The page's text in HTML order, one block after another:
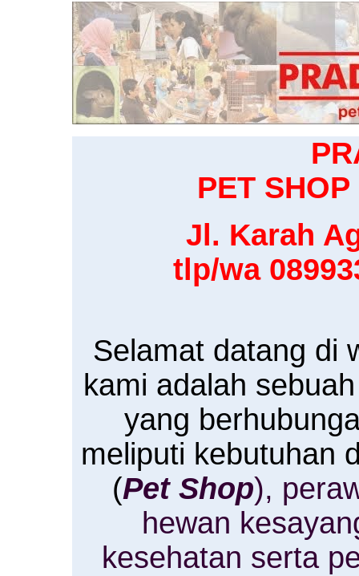
PET
Jl. Karah
tlp/wa
Selamat datang di
kami adalah
yang
meliputi kebutuhan
(Pet Shop),
hewan
kesehatan serta